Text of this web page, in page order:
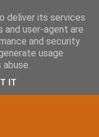
deliver its services
and user-agent are
and security
usage
IT